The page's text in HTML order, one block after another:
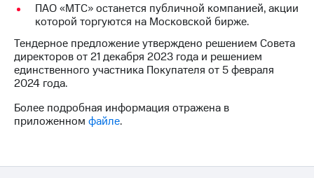
ПАО «МТС» останется публичной компанией, акции
которой торгуются на Московской бирже.
Тендерное предложение утверждено решением Совета
директоров от 21 декабря 2023 года и решением
единственного участника Покупателя от 5 февраля
2024 года.
Более подробная информация отражена в
приложенном файле.